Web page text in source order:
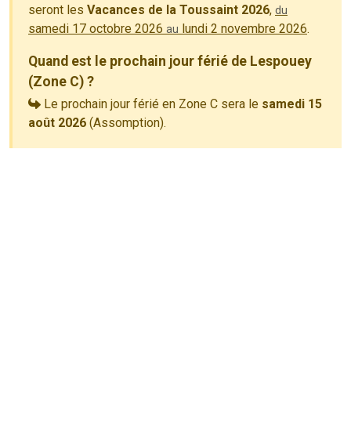
seront les Vacances de la Toussaint 2026, du
samedi 17 octobre 2026 au lundi 2 novembre 2026.
Quand est le prochain jour férié de Lespouey
(Zone C) ?
Le prochain jour férié en Zone C sera le samedi 15
août 2026 (Assomption).